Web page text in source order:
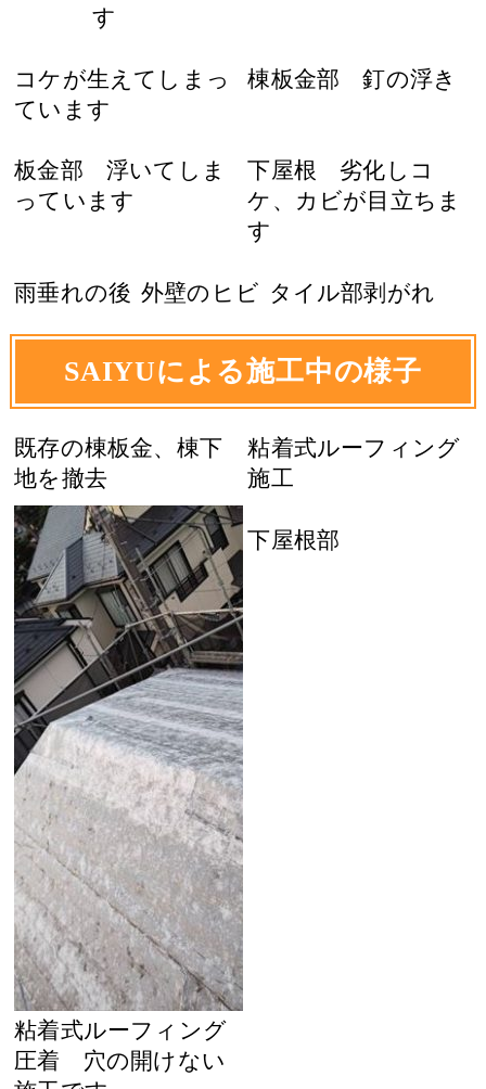
す
コケが生えてしまっ
ています
棟板金部 釘の浮き
板金部 浮いてしま
っています
下屋根 劣化しコ
ケ、カビが目立ちま
す
雨垂れの後 外壁のヒビ タイル部剥がれ
SAIYUによる施工中の様子
既存の棟板金、棟下
地を撤去
粘着式ルーフィング
施工
粘着式ルーフィング
圧着 穴の開けない
下屋根部